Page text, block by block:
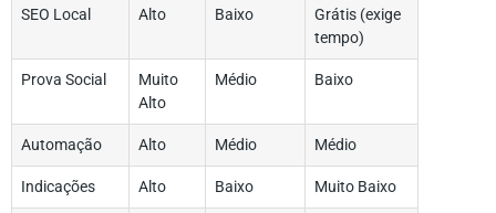
SEO Local Alto Baixo
Grátis (exige
tempo)
Prova Social
Muito
Alto
Médio Baixo
Automação Alto Médio Médio
Indicações Alto Baixo Muito Baixo